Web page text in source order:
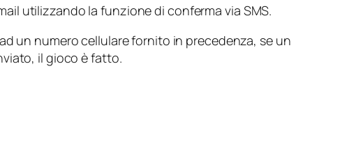
utilizzando la funzione di conferma via SMS.
un numero cellulare fornito in precedenza, se un
il gioco è fatto.